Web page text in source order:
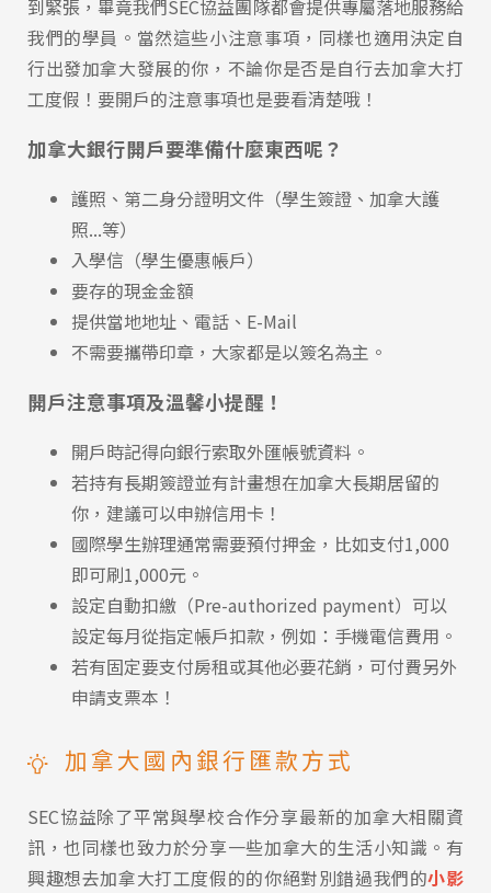
到緊張，畢竟我們SEC協益團隊都會提供專屬落地服務給
我們的學員。當然這些小注意事項，同樣也適用決定自
行出發加拿大發展的你，不論你是否是自行去加拿大打
工度假！要開戶的注意事項也是要看清楚哦！
加拿大銀行開戶要準備什麼東西呢？
護照、第二身分證明文件（學生簽證、加拿大護
照...等）
入學信（學生優惠帳戶）
要存的現金金額
提供當地地址、電話、E-Mail
不需要攜帶印章，大家都是以簽名為主。
開戶注意事項及溫馨小提醒！
開戶時記得向銀行索取外匯帳號資料。
若持有長期簽證並有計畫想在加拿大長期居留的
你，建議可以申辦信用卡！
國際學生辦理通常需要預付押金，比如支付1,000
即可刷1,000元。
設定自動扣繳（Pre-authorized payment）可以
設定每月從指定帳戶扣款，例如：手機電信費用。
若有固定要支付房租或其他必要花銷，可付費另外
申請支票本！
加拿大國內銀行匯款方式
SEC協益除了平常與學校合作分享最新的加拿大相關資
訊，也同樣也致力於分享一些加拿大的生活小知識。有
興趣想去加拿大打工度假的的你絕對別錯過我們的小影